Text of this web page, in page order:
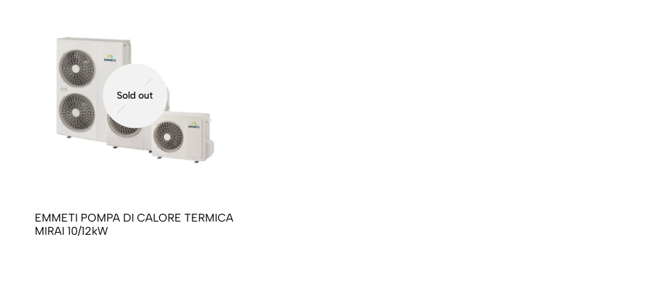
Sold out
EMMETI POMPA DI CALORE TERMICA
MIRAI 10/12kW